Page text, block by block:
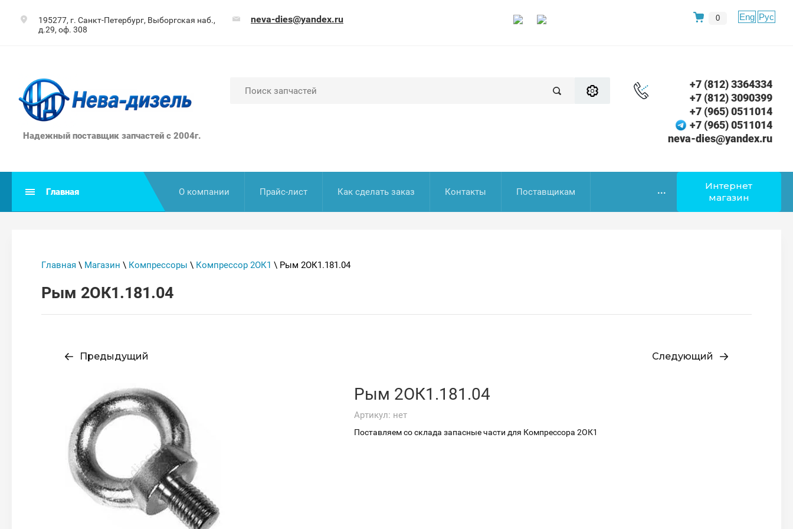
195277, г. Санкт-Петербург, Выборгская наб.,
д.29, оф. 308
neva-dies@yandex.ru 0 Eng Рус
Надежный поставщик запчастей с 2004г.
+7 (812) 3364334
+7 (812) 3090399
+7 (965) 0511014
+7 (965) 0511014
neva-dies@yandex.ru
Главная О компании Прайс-лист Как сделать заказ Контакты Поставщикам ...
Интернет
магазин
Главная \ Магазин \ Компрессоры \ Компрессор 2ОК1 \ Рым 2ОК1.181.04
Рым 2ОК1.181.04
Предыдущий Следующий
Рым 2ОК1.181.04
Артикул: нет
Поставляем со склада запасные части для Компрессора 2ОК1